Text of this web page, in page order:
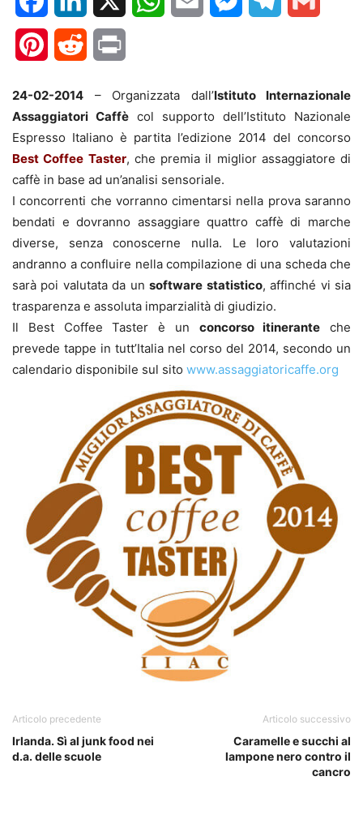
PinterestReddit
24-02-2014 – Organizzata dall’Istituto Internazionale
Assaggiatori Caffè col supporto dell’Istituto Nazionale
Espresso Italiano è partita l’edizione 2014 del concorso
Best Coffee Taster, che premia il miglior assaggiatore di
caffè in base ad un’analisi sensoriale.
I concorrenti che vorranno cimentarsi nella prova saranno
bendati e dovranno assaggiare quattro caffè di marche
diverse, senza conoscerne nulla. Le loro valutazioni
andranno a confluire nella compilazione di una scheda che
sarà poi valutata da unsoftware statistico, affinché vi sia
trasparenza e assoluta imparzialità di giudizio.
Il Best Coffee Taster è un concorso itinerante che
prevede tappe in tutt’Italia nel corso del 2014, secondo un
calendario disponibile sul sito www.assaggiatoricaffe.org
Articolo precedente
Irlanda. Sì al junk food nei
d.a. delle scuole
Articolo successivo
Caramelle e succhi al
lampone nero contro il
cancro